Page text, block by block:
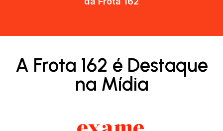
A Frota 162 é Destaque
na Mídia